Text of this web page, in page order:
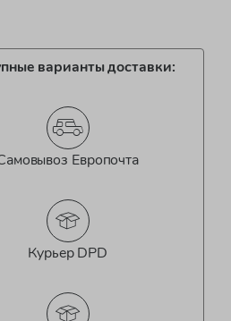
варианты доставки:
Европочта
Курьер DPD